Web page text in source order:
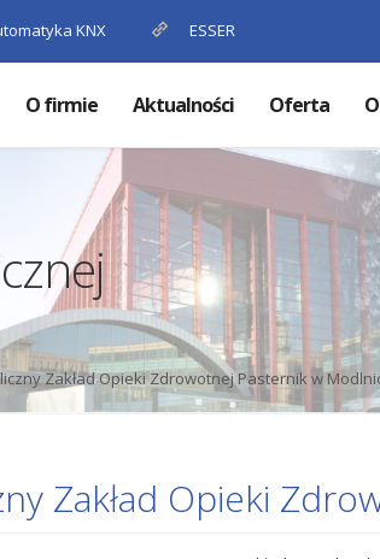
KNX ESSER
O firmie Aktualności Oferta
Zakład Opieki Zdrowotnej Pasternik w
Zakład Opieki